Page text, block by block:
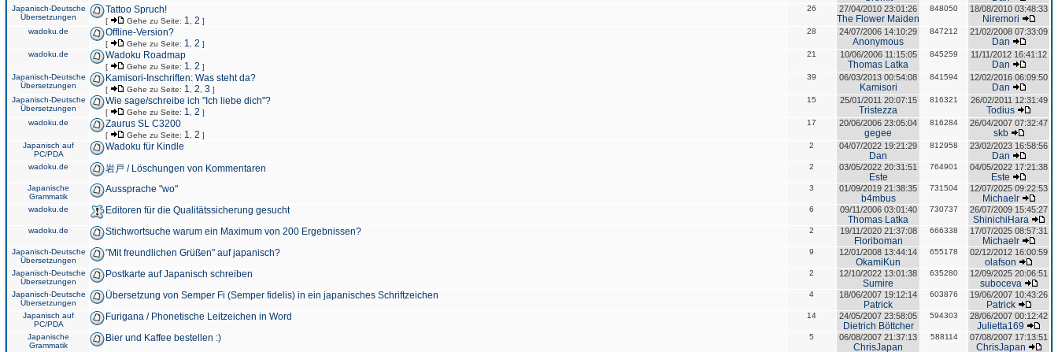
Japanisch-Deutsche
Übersetzungen
Tattoo Spruch!
[ Gehe zu Seite: 1 2 ]
26 27/04/2010 23:01:26
The Flower Maiden
848050 18/08/2010 03:48:33
Niremori
wadoku.de Offline-Version?
[ Gehe zu Seite: 1 2 ]
28 24/07/2006 14:10:29
Anonymous
847212 21/02/2008 07:33:09
Dan
wadoku.de Wadoku Roadmap
[ Gehe zu Seite: 1 2 ]
21 10/06/2006 11:15:05
Thomas Latka
845259 11/11/2012 16:41:12
Dan
Japanisch-Deutsche
Übersetzungen
Kamisori-Inschriften: Was steht da?
[ Gehe zu Seite: 1 2 3 ]
39 06/03/2013 00:54:08
Kamisori
841594 12/02/2016 06:09:50
Dan
Japanisch-Deutsche
Übersetzungen
Wie sage/schreibe ich "Ich liebe dich"?
[ Gehe zu Seite: 1 2 ]
15 25/01/2011 20:07:15
Tristezza
816321 26/02/2011 12:31:49
Todius
wadoku.de Zaurus SL C3200
[ Gehe zu Seite: 1 2 ]
17 20/06/2006 23:05:04
gegee
816284 26/04/2007 07:32:47
skb
Japanisch auf
PC/PDA
Wadoku für Kindle 2 04/07/2022 19:21:29
Dan
812958 23/02/2023 16:58:56
Dan
wadoku.de 岩戸 / Löschungen von Kommentaren 2 03/05/2022 20:31:51
Este
764901 04/05/2022 17:21:38
Este
Japanische
Grammatik
Aussprache "wo" 3 01/09/2019 21:38:35
b4mbus
731504 12/07/2025 09:22:53
Michaelr
wadoku.de Editoren für die Qualitätssicherung gesucht 6 09/11/2006 03:01:40
Thomas Latka
730737 26/07/2009 15:45:27
ShinichiHara
wadoku.de Stichwortsuche warum ein Maximum von 200 Ergebnissen? 2 19/11/2020 21:37:08
Floriboman
666338 17/07/2025 08:57:31
Michaelr
Japanisch-Deutsche
Übersetzungen
"Mit freundlichen Grüßen" auf japanisch? 9 12/01/2008 13:44:14
OkamiKun
655178 02/12/2012 16:00:59
olafson
Japanisch-Deutsche
Übersetzungen
Postkarte auf Japanisch schreiben 2 12/10/2022 13:01:38
Sumire
635280 12/09/2025 20:06:51
suboceva
Japanisch-Deutsche
Übersetzungen
Übersetzung von Semper Fi (Semper fidelis) in ein japanisches Schriftzeichen 4 18/06/2007 19:12:14
Patrick
603876 19/06/2007 10:43:26
Patrick
Japanisch auf
PC/PDA
Furigana / Phonetische Leitzeichen in Word 14 24/05/2007 23:58:05
Dietrich Böttcher
594303 28/06/2007 00:12:42
Julietta169
Japanische
Grammatik
Bier und Kaffee bestellen :) 5 06/08/2007 21:37:13
ChrisJapan
588114 07/08/2007 17:13:51
ChrisJapan